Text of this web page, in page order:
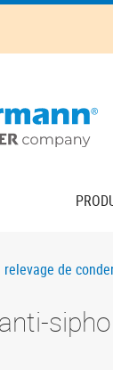
relevage de